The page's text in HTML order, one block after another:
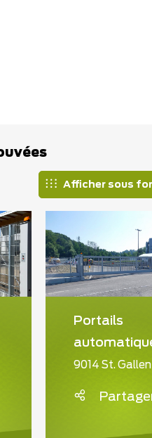
Afficher sous
Portails
9014 St. Gallen